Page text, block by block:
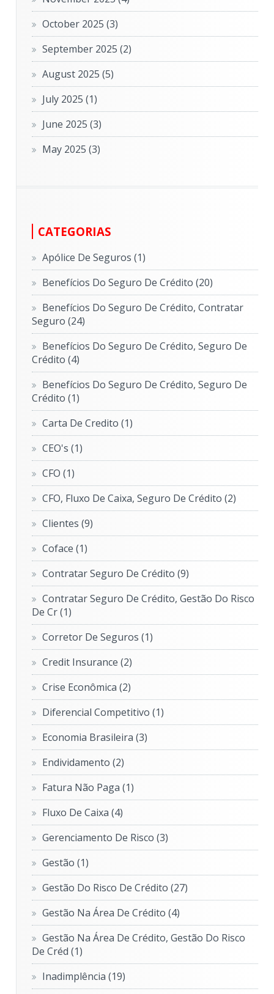
October 2025(3)
September 2025(2)
August 2025(5)
July 2025(1)
June 2025(3)
May 2025(3)
CATEGORIAS
Apólice De Seguros(1)
Benefícios Do Seguro De Crédito(20)
Benefícios Do Seguro De Crédito, Contratar
Seguro(24)
Benefícios Do Seguro De Crédito, Seguro De
Crédito(4)
Benefícios Do Seguro De Crédito, Seguro De
Crédito(1)
Carta De Credito(1)
CEO's(1)
CFO(1)
CFO, Fluxo De Caixa, Seguro De Crédito(2)
Clientes(9)
Coface(1)
Contratar Seguro De Crédito(9)
Contratar Seguro De Crédito, Gestão Do Risco
De Cr(1)
Corretor De Seguros(1)
Credit Insurance(2)
Crise Econômica(2)
Diferencial Competitivo(1)
Economia Brasileira(3)
Endividamento(2)
Fatura Não Paga(1)
Fluxo De Caixa(4)
Gerenciamento De Risco(3)
Gestão(1)
Gestão Do Risco De Crédito(27)
Gestão Na Área De Crédito(4)
Gestão Na Área De Crédito, Gestão Do Risco
De Créd(1)
Inadimplência(19)